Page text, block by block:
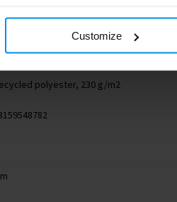
Customize
polyester, 230 g/m2